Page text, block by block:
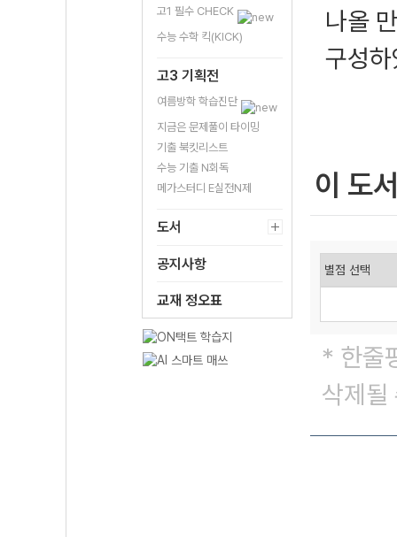
고1 필수 CHECK
수능 수학 킥(KICK)
고3 기획전
여름방학 학습진단
지금은 문제풀이 타이밍
기출 북킷리스트
수능 기출 N회독
메가스터디 E실전N제
도서
공지사항
교재 정오표
나올
구성
이 도
* 한줄
삭제될